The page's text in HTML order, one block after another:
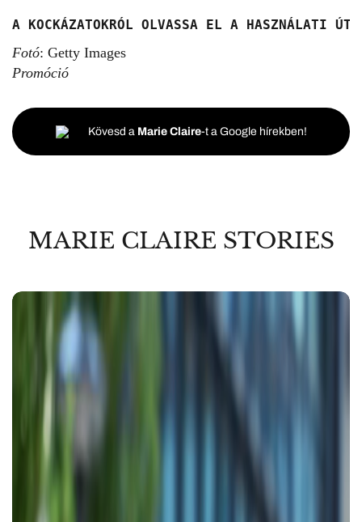
A KOCKÁZATOKRÓL OLVASSA EL A HASZNÁLATI
Fotó: Getty Images
Promóció
Kövesd a Marie Claire-t a Google hírekben!
MARIE CLAIRE STORIES